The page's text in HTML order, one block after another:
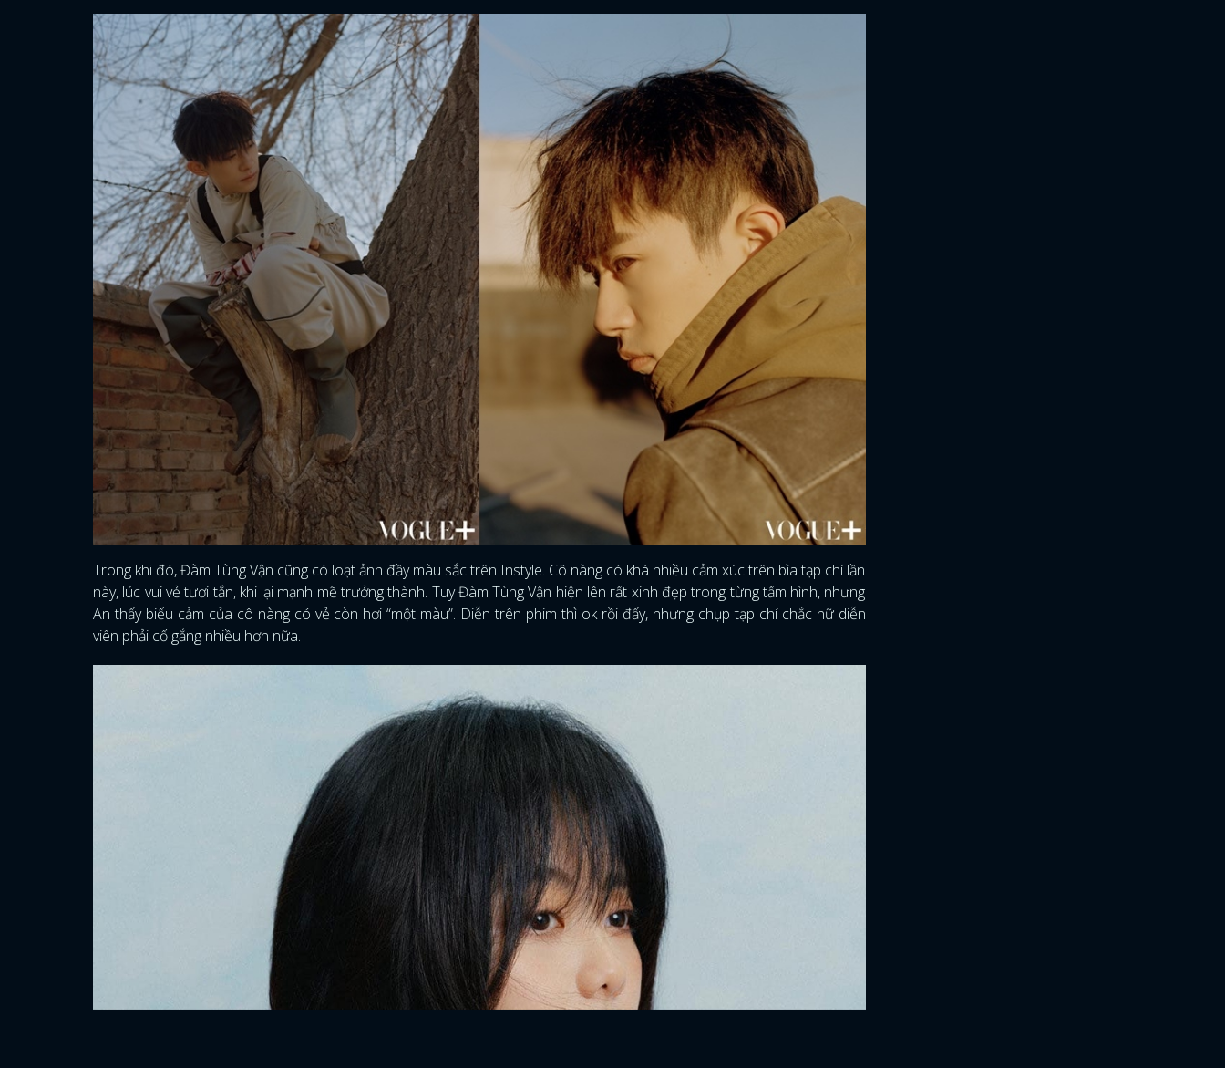
Trong khi đó, Đàm Tùng Vận cũng có loạt ảnh đầy màu sắc trên Instyle. Cô nàng có khá nhiều cảm xúc trên bìa tạp chí lần
này, lúc vui vẻ tươi tắn, khi lại mạnh mẽ trưởng thành. Tuy Đàm Tùng Vận hiện lên rất xinh đẹp trong từng tấm hình, nhưng
An thấy biểu cảm của cô nàng có vẻ còn hơi “một màu”. Diễn trên phim thì ok rồi đấy, nhưng chụp tạp chí chắc nữ diễn
viên phải cố gắng nhiều hơn nữa.